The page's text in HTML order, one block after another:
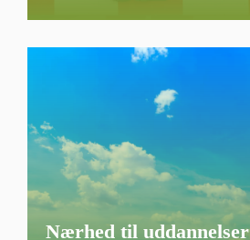
Nærhed til